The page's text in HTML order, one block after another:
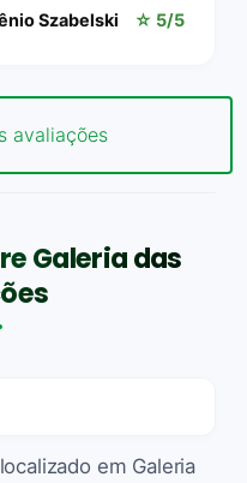
Szabelski ☆ 5/5
avaliações
Galeria das
em Galeria